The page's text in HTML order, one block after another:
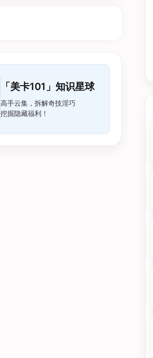
「美卡101」知识星球
高手云集，拆解奇技淫巧
挖掘隐藏福利！